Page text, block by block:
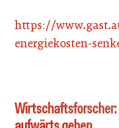
https://
energiekosten-
Wirtschaftsforscher: